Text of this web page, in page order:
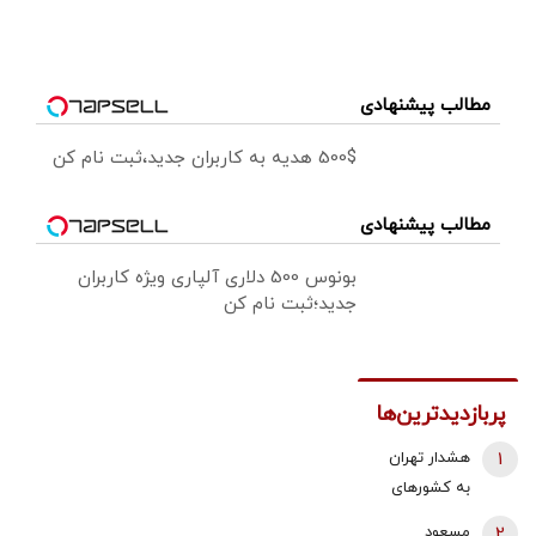
مطالب پیشنهادی
500$ هدیه به کاربران جدید،ثبت نام کن
مطالب پیشنهادی
بونوس 500 دلاری آلپاری ویژه کاربران
جدید؛ثبت نام کن
پربازدیدترین‌ها
هشدار تهران
به کشورهای
1